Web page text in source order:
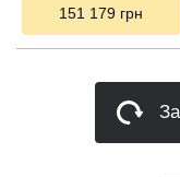
151 179 грн